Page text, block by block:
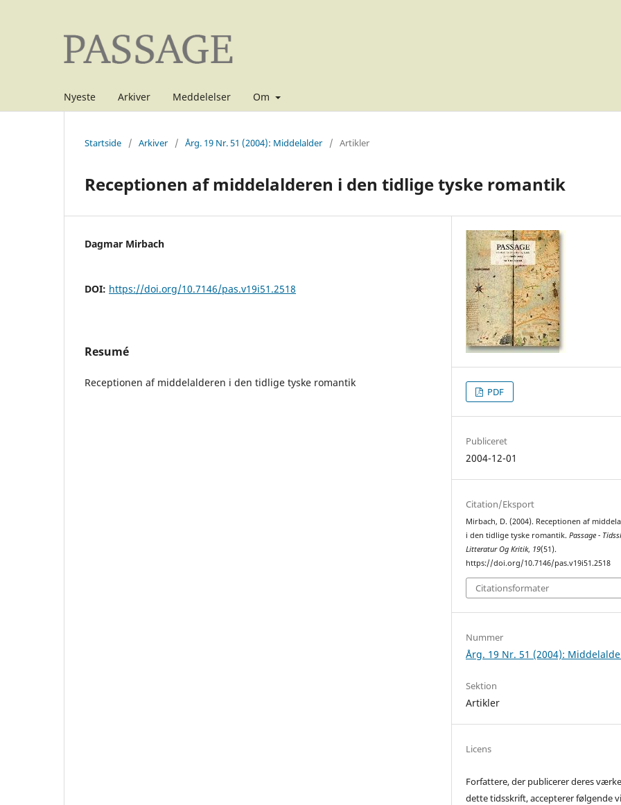
Nyeste Arkiver Meddelelser Om
Startside / Arkiver / Årg. 19 Nr. 51 (2004): Middelalder / Artikler
Receptionen af middelalderen i den tidlige tyske romantik
Dagmar Mirbach
DOI: https://doi.org/10.7146/pas.v19i51.2518
Resumé
Receptionen af middelalderen i den tidlige tyske romantik
PDF
Publiceret
2004-12-01
Citation/Eksport
Mirbach, D. (2004). Receptionen af
i den tidlige tyske romantik.Passage -
Litteratur Og Kritik, 19(51).
https://doi.org/10.7146/pas.v19i51.2518
Citationsformater
Nummer
Årg. 19 Nr. 51 (2004):
Sektion
Artikler
Licens
Forfattere, der publicerer deres
dette tidsskrift, accepterer følgende